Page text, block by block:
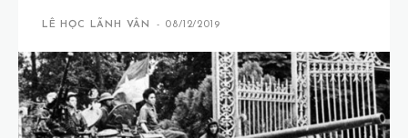
LÊ HỌC LÃNH VÂN - 08/12/2019